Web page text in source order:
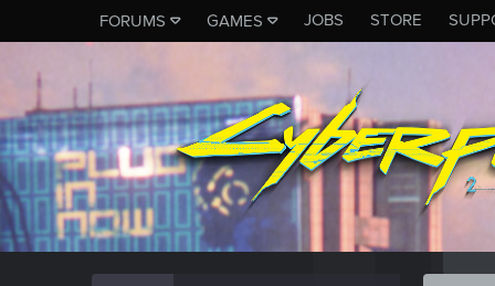
FORUMS GAMES JOBS STORE